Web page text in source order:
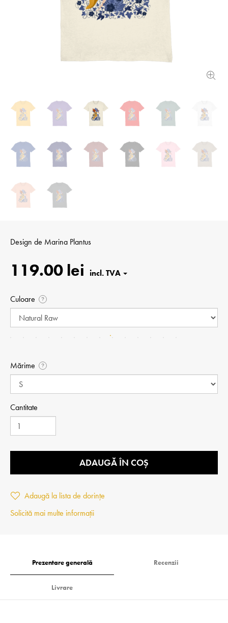
Design de Marina Plantus
119.00 lei
Culoare ?
Mărime ?
Cantitate
ADAUGĂ ÎN COȘ
Adaugă la lista de dorințe
Solicită mai multe informații
Prezentare generală Recenzii
Livrare